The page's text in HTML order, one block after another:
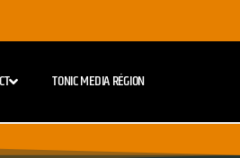
TONIC MEDIA RÉGION